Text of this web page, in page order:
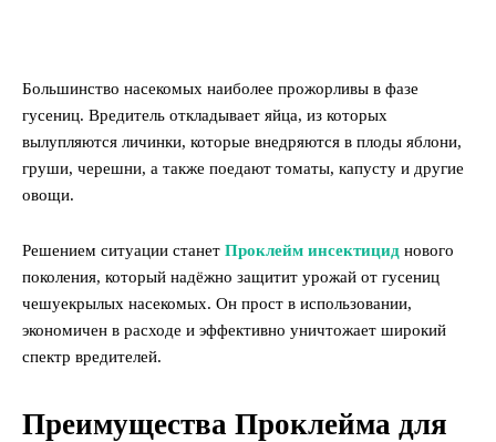
Большинство насекомых наиболее прожорливы в фазе
гусениц. Вредитель откладывает яйца, из которых
вылупляются личинки, которые внедряются в плоды яблони,
груши, черешни, а также поедают томаты, капусту и другие
овощи.
Решением ситуации станет Проклейм инсектицид нового
поколения, который надёжно защитит урожай от гусениц
чешуекрылых насекомых. Он прост в использовании,
экономичен в расходе и эффективно уничтожает широкий
спектр вредителей.
Преимущества Проклейма для